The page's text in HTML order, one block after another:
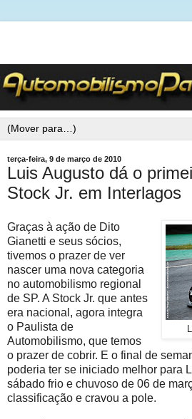
terça-feira, 9 de março de 2010
Luis Augusto dá o
Stock Jr. em Interlagos
Graças à ação de Dito
Gianetti e seus sócios,
tivemos o prazer de ver
nascer uma nova categoria
no automobilismo regional
de SP. A Stock Jr. que antes
era nacional, agora integra
o Paulista de
Automobilismo, que temos
o prazer de cobrir. E o final de
poderia ter se iniciado melhor para
sábado frio e chuvoso de 06 de
classificação e cravou a pole.